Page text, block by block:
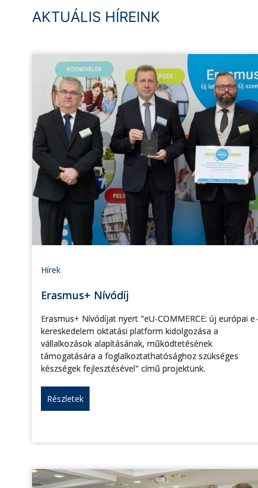
AKTUÁLIS HÍREINK
Hírek
Erasmus+ Nívódíj
Erasmus+ Nívódíjat nyert "eU-COMMERCE: új európai e-
kereskedelem oktatási platform kidolgozása a
vállalkozások alapításának, működtetésének
támogatására a foglalkoztathatósághoz szükséges
készségek fejlesztésével" című projektünk.
Részletek